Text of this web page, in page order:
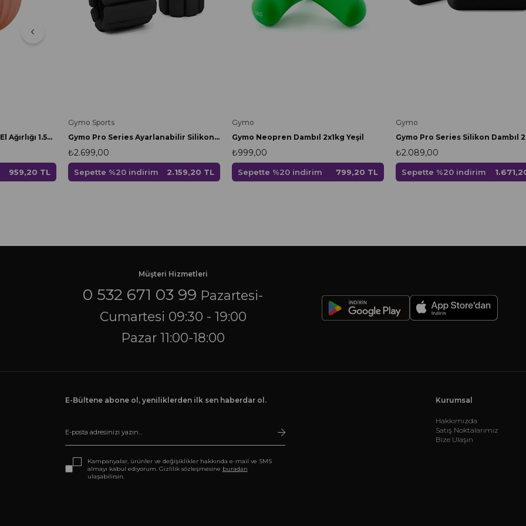
Gymo Pro Series Silikon El Ağırlığı 1.5kg Somon
959,20 TL
Gymo Sports
Gymo Pro Series Ayarlanabilir Silikon Bilek Ağırlığı 2x1kg Siyah
₺2.699,00
Sepette %20 indirim 2.159,20 TL
Gymo
Gymo Neopren Dambıl 2x1kg Yeşil
₺999,00
Sepette %20 indirim 799,20 TL
Gymo
₺2.089,00
Sepette %20 indirim
Müşteri Hizmetleri
0 532 671 03 99 Pazartesi-
Cumartesi 09:30 - 19:00
Pazar 11:00-18:00
E-Bültene abone ol, yeniliklerden ilk sen haberdar ol.
Kampanyalar, ürünler ve değişiklikler hakkında e-mail ve SMS
almayı kabul ediyorum. Gizlilik sözleşmesine buradan
ulaşabilirsin.
Kurumsal
Hakkımızda
Satış Noktalarımız
Bize Ulaşın